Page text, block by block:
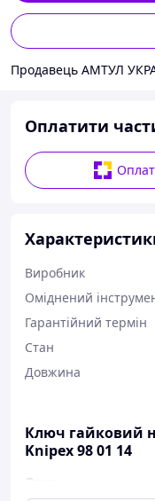
Продавець АМТУЛ
Оплатити
Виробник
Оміднений
Гарантійний термін
Стан
Довжина
Ключ гайковий
Knipex 98 01 14
Опис: